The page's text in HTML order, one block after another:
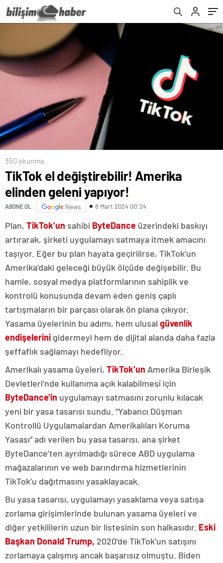
350 okunma
TikTok el değiştirebilir! Amerika
elinden geleni yapıyor!
ABONE OL News 8 Mart 2024 00:24
Plan, TikTok’un sahibi ByteDance üzerindeki baskıyı
artırarak, şirketi uygulamayı satmaya itmek amacını
taşıyor. Eğer bu plan hayata geçirilirse, TikTok’un
Amerika’daki geleceği büyük ölçüde değişebilir. Bu
hamle, sosyal medya platformlarının sahiplik ve
kontrolü konusunda devam eden geniş çaplı
tartışmaların bir parçası olarak ön plana çıkıyor.
Yasama üyelerinin bu adımı, hem ulusal güvenlik
endişelerini gidermeyi hem de dijital alanda daha fazla
şeffaflık sağlamayı hedefliyor.
Amerikalı yasama üyeleri, TikTok’un Amerika Birleşik
Devletleri’nde kullanıma açık kalabilmesi için
ByteDance’in uygulamayı satmasını zorunlu kılacak
yeni bir yasa tasarısı sundu. “Yabancı Düşman
Kontrollü Uygulamalardan Amerikalıları Koruma
Yasası” adı verilen bu yasa tasarısı, ana şirket
ByteDance’ten ayrılmadığı sürece ABD uygulama
mağazalarının ve web barındırma hizmetlerinin
TikTok’u dağıtmasını yasaklayacak.
Bu yasa tasarısı, uygulamayı yasaklama veya satışa
zorlama girişimlerinde bulunan yasama üyeleri ve
diğer yetkililerin uzun bir listesinin son halkasıdır. Eski
Başkan Donald Trump, 2020’de TikTok’un satışını
zorlamaya çalışmış ancak başarısız olmuştu. Biden